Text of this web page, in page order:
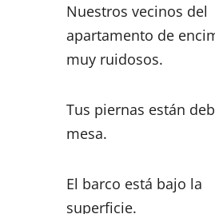
Nuestros vecinos del
apartamento de
muy ruidosos.
Tus piernas están
mesa.
El barco está bajo la
superficie.